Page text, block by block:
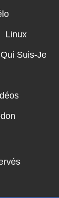
Linux
Qui Suis-Je